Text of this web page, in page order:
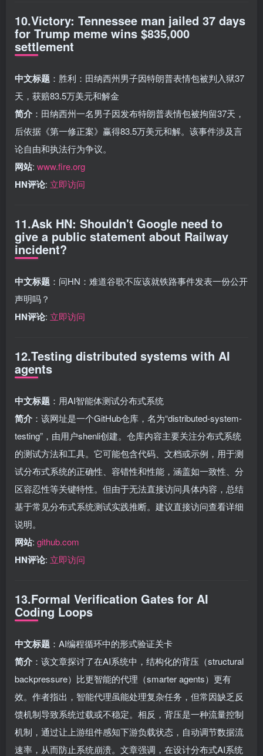
10.Victory: Tennessee man jailed 37 days
for Trump meme wins $835,000
settlement
中文标题 ：胜利：田纳西州男子因特朗普表情包被判入狱37
天，获赔83.5万美元和解金
简介 ：田纳西州一名男子因发布特朗普表情包被拘留37天，
后依据《第一修正案》赢得83.5万美元和解。该事件涉及言
论自由和执法行为争议。
网站: www.fire.org
HN评论: 立即访问
11.Ask HN: Shouldn't Google need to
give a public statement about Railway
incident?
中文标题 ：问HN：难道谷歌不应该就铁路事件发表一份公开
声明吗？
HN评论: 立即访问
12.Testing distributed systems with AI
agents
中文标题 ：用AI智能体测试分布式系统
简介 ：该网址是一个GitHub仓库，名为“distributed-system-
testing”，由用户shenli创建。仓库内容主要关注分布式系统
的测试方法和工具。它可能包含代码、文档或示例，用于测
试分布式系统的正确性、容错性和性能，涵盖如一致性、分
区容忍性等关键特性。但由于无法直接访问具体内容，总结
基于常见分布式系统测试实践推断。建议直接访问查看详细
说明。
网站: github.com
HN评论: 立即访问
13.Formal Verification Gates for AI
Coding Loops
中文标题 ：AI编程循环中的形式验证关卡
简介 ：该文章探讨了在AI系统中，结构化的背压（structural
backpressure）比更智能的代理（smarter agents）更有
效。作者指出，智能代理虽能处理复杂任务，但常因缺乏反
馈机制导致系统过载或不稳定。相反，背压是一种流量控制
机制，通过让上游组件感知下游负载状态，自动调节数据流
速率，从而防止系统崩溃。文章强调，在设计分布式AI系统